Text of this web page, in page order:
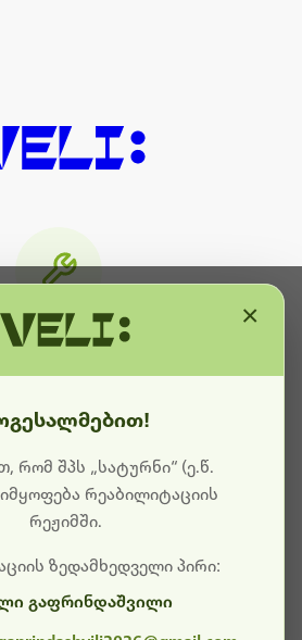
შეფერხებისთვის. ამჟამად
განახლება და ტექნიკური
სამუშაოები.
იქნება. გმადლობთ
რომ შპს „სატურნი“ (ე.წ.
იმყოფება რეაბილიტაციის
რეჟიმში.
ზედამხედველი პირი:
გაფრინდაშვილი
×